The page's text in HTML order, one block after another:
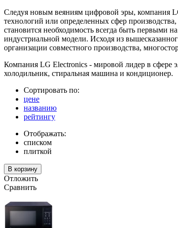
Следуя новым веяниям цифровой эры, компания
технологий или определенных сфер
становится необходимость всегда быть
индустриальной модели. Исходя из
организации совместного производства,
Компания LG Electronics - мировой лидер в сфере
холодильник, стиральная машина и кондиционер.
Сортировать по:
цене
названию
рейтингу
Отображать:
списком
плиткой
Отложить
Сравнить